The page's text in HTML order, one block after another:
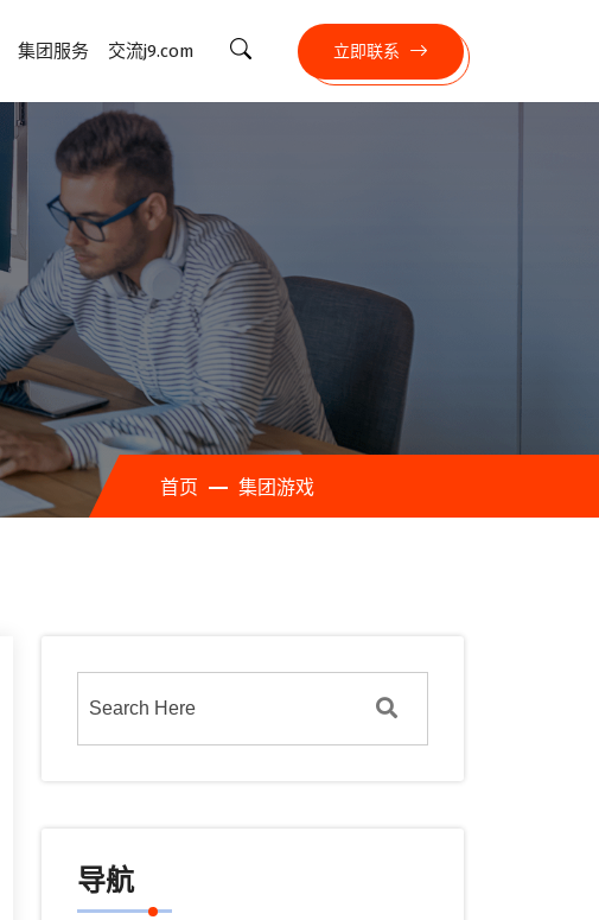
集团服务 交流j9.com 立即联系
首页 集团游戏
导航